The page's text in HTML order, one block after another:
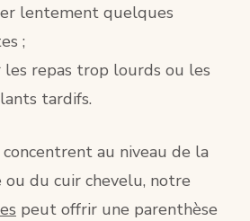
lentement quelques
;
repas trop lourds ou les
tardifs.
au niveau de la
du cuir chevelu, notre
peut offrir une parenthèse